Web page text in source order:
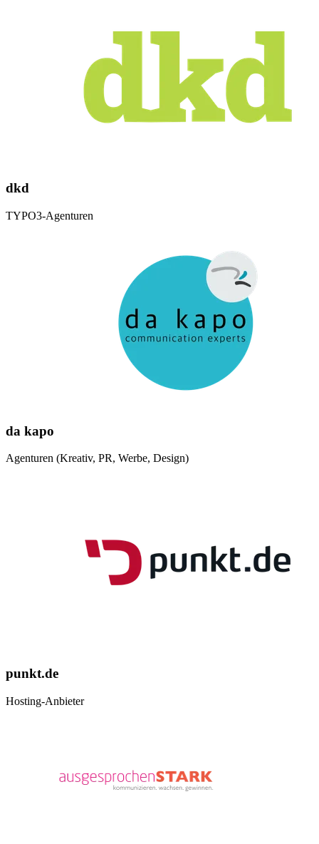
dkd
TYPO3-Agenturen
da kapo
Agenturen (Kreativ, PR, Werbe, Design)
punkt.de
Hosting-Anbieter